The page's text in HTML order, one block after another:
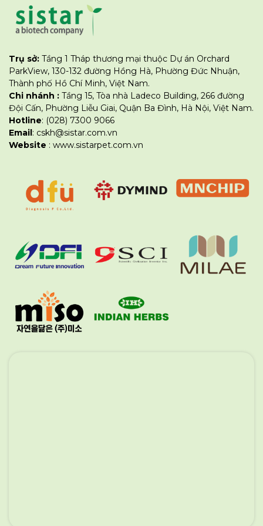
Trụ sở: Tầng 1 Tháp thương mại thuộc Dự án Orchard
ParkView, 130-132 đường Hồng Hà, Phường Đức Nhuận,
Thành phố Hồ Chí Minh, Việt Nam.
Chi nhánh : Tầng 15, Tòa nhà Ladeco Building, 266 đường
Đội Cấn, Phường Liễu Giai, Quận Ba Đình, Hà Nội, Việt Nam.
Hotline: (028) 7300 9066
Email: cskh@sistar.com.vn
Website : www.sistarpet.com.vn